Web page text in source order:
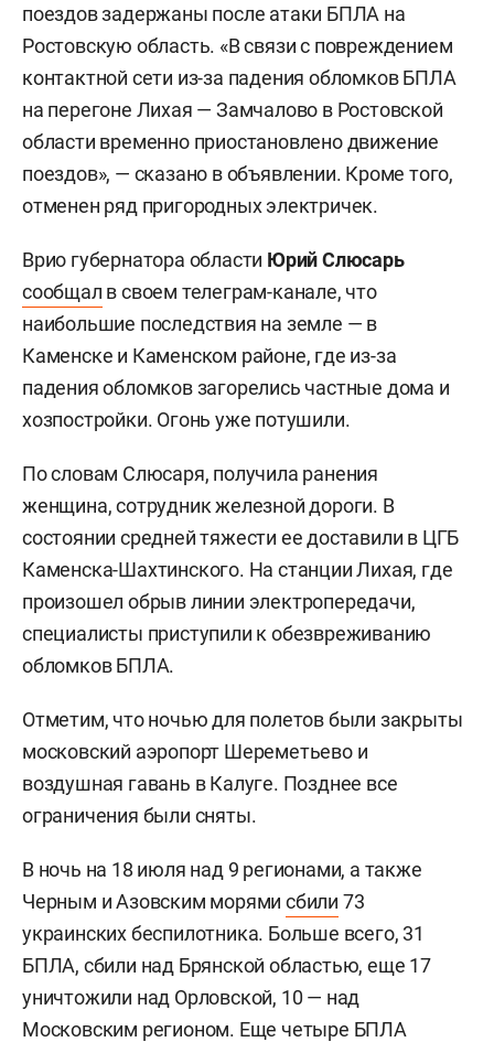
поездов задержаны после атаки БПЛА на
Ростовскую область. «В связи с повреждением
контактной сети из-за падения обломков БПЛА
на перегоне Лихая — Замчалово в Ростовской
области временно приостановлено движение
поездов», — сказано в объявлении. Кроме того,
отменен ряд пригородных электричек.
Врио губернатора области Юрий Слюсарь
сообщал в своем телеграм-канале, что
наибольшие последствия на земле — в
Каменске и Каменском районе, где из-за
падения обломков загорелись частные дома и
хозпостройки. Огонь уже потушили.
По словам Слюсаря, получила ранения
женщина, сотрудник железной дороги. В
состоянии средней тяжести ее доставили в ЦГБ
Каменска-Шахтинского. На станции Лихая, где
произошел обрыв линии электропередачи,
специалисты приступили к обезвреживанию
обломков БПЛА.
Отметим, что ночью для полетов были закрыты
московский аэропорт Шереметьево и
воздушная гавань в Калуге. Позднее все
ограничения были сняты.
В ночь на 18 июля над 9 регионами, а также
Черным и Азовским морямисбили 73
украинских беспилотника. Больше всего, 31
БПЛА, сбили над Брянской областью, еще 17
уничтожили над Орловской, 10 — над
Московским регионом. Еще четыре БПЛА